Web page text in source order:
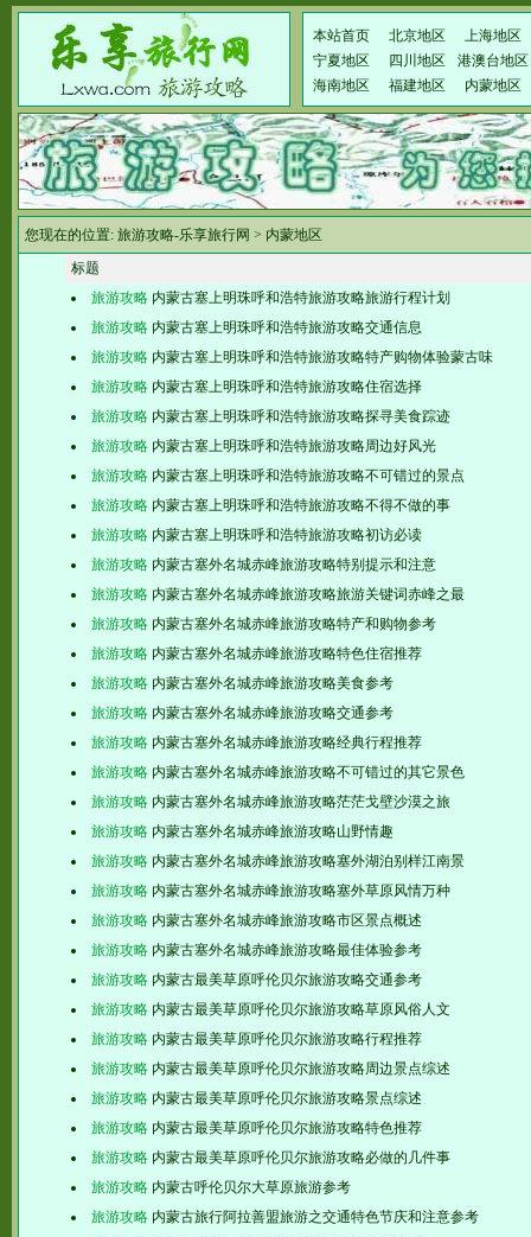
本站首页 北京地区
上海地区
宁夏地区
四川地区
港澳台地区
海南地区
福建地区 内蒙地区
您现在的位置: 旅游攻略-乐享旅行网 > 内蒙地区
标题
旅游攻略 内蒙古塞上明珠呼和浩特旅游攻略旅游行程计划
旅游攻略 内蒙古塞上明珠呼和浩特旅游攻略交通信息
旅游攻略 内蒙古塞上明珠呼和浩特旅游攻略特产购物体验蒙古味
旅游攻略 内蒙古塞上明珠呼和浩特旅游攻略住宿选择
旅游攻略 内蒙古塞上明珠呼和浩特旅游攻略探寻美食踪迹
旅游攻略 内蒙古塞上明珠呼和浩特旅游攻略周边好风光
旅游攻略 内蒙古塞上明珠呼和浩特旅游攻略不可错过的景点
旅游攻略 内蒙古塞上明珠呼和浩特旅游攻略不得不做的事
旅游攻略 内蒙古塞上明珠呼和浩特旅游攻略初访必读
旅游攻略 内蒙古塞外名城赤峰旅游攻略特别提示和注意
旅游攻略 内蒙古塞外名城赤峰旅游攻略旅游关键词赤峰之最
旅游攻略 内蒙古塞外名城赤峰旅游攻略特产和购物参考
旅游攻略 内蒙古塞外名城赤峰旅游攻略特色住宿推荐
旅游攻略 内蒙古塞外名城赤峰旅游攻略美食参考
旅游攻略 内蒙古塞外名城赤峰旅游攻略交通参考
旅游攻略 内蒙古塞外名城赤峰旅游攻略经典行程推荐
旅游攻略 内蒙古塞外名城赤峰旅游攻略不可错过的其它景色
旅游攻略 内蒙古塞外名城赤峰旅游攻略茫茫戈壁沙漠之旅
旅游攻略 内蒙古塞外名城赤峰旅游攻略山野情趣
旅游攻略 内蒙古塞外名城赤峰旅游攻略塞外湖泊别样江南景
旅游攻略 内蒙古塞外名城赤峰旅游攻略塞外草原风情万种
旅游攻略 内蒙古塞外名城赤峰旅游攻略市区景点概述
旅游攻略 内蒙古塞外名城赤峰旅游攻略最佳体验参考
旅游攻略 内蒙古最美草原呼伦贝尔旅游攻略交通参考
旅游攻略 内蒙古最美草原呼伦贝尔旅游攻略草原风俗人文
旅游攻略 内蒙古最美草原呼伦贝尔旅游攻略行程推荐
旅游攻略 内蒙古最美草原呼伦贝尔旅游攻略周边景点综述
旅游攻略 内蒙古最美草原呼伦贝尔旅游攻略景点综述
旅游攻略 内蒙古最美草原呼伦贝尔旅游攻略特色推荐
旅游攻略 内蒙古最美草原呼伦贝尔旅游攻略必做的几件事
旅游攻略 内蒙古呼伦贝尔大草原旅游参考
旅游攻略 内蒙古旅行阿拉善盟旅游之交通特色节庆和注意参考